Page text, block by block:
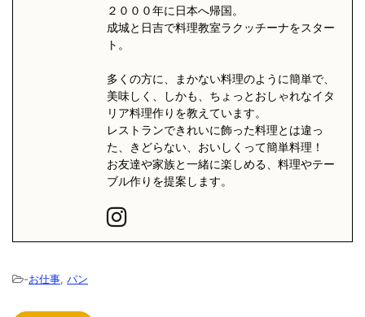
２０００年に日本へ帰国。
成城と日吉で料理教室ラクッチーナをスター
ト。
多くの方に、まかない料理のように簡単で、
美味しく、しかも、ちょっとおしゃれなイタ
リア料理作りを教えています。
レストランできれいに飾った料理とは違っ
た、きどらない、おいしくって簡単料理！
お友達や家族と一緒に楽しめる、料理やテー
ブル作りを提案します。
-お仕事, パン